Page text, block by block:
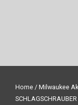
Home / Milwaukee